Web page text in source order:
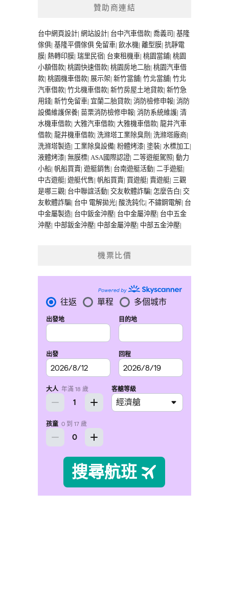
贊助商連結
台中網頁設計| 網站設計| 台中汽車借款| 喬義司 | 基隆
傢俱| 基隆平價傢俱 免留車 | 飲水機| 離型膜| 抗靜電
膜| 熱轉印膜| 瑞里民宿| 台東租機車 | 桃園當鋪| 桃園
小額借款| 桃園快速借款| 桃園房地二胎| 桃園汽車借
款| 桃園機車借款| 展示架| 新竹當舖| 竹北當舖| 竹北
汽車借款| 竹北機車借款| 新竹房屋土地貸款| 新竹急
用錢| 新竹免留車 | 宜蘭二胎貸款| 消防檢修申報| 消防
設備維護保養| 苗栗消防檢修申報| 消防系統維護| 清
水機車借款| 大雅汽車借款| 大雅機車借款| 龍井汽車
借款| 龍井機車借款| 洗滌塔工業除臭劑 | 洗滌塔廠商|
洗滌塔製造| 工業除臭設備| 粉體烤漆| 塗裝| 水標加工|
液體烤漆| 無膜標| ASA國際認證| 二等遊艇駕照| 動力
小船| 帆船買賣| 遊艇銷售| 台南遊艇活動| 二手遊艇|
中古遊艇| 遊艇代售| 帆船買賣| 買遊艇| 賣遊艇| 三觀
是哪三觀| 台中聯誼活動| 交友軟體詐騙| 怎麼告白| 交
友軟體詐騙| 台中 電解拋光| 酸洗鈍化| 不鏽鋼電解| 台
中金屬製造| 台中鈑金沖壓| 台中金屬沖壓| 台中五金
沖壓| 中部鈑金沖壓| 中部金屬沖壓| 中部五金沖壓|
機票比價